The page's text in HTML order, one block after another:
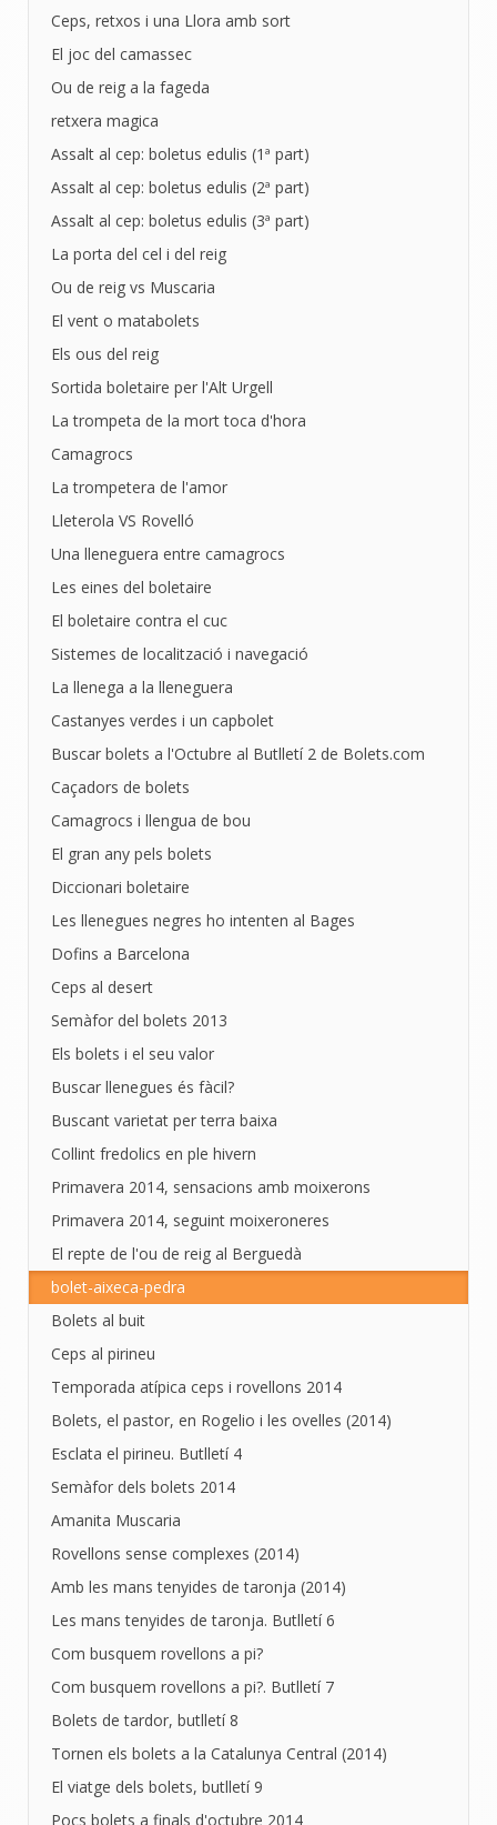
Ceps, retxos i una Llora amb sort
El joc del camassec
Ou de reig a la fageda
retxera magica
Assalt al cep: boletus edulis (1ª part)
Assalt al cep: boletus edulis (2ª part)
Assalt al cep: boletus edulis (3ª part)
La porta del cel i del reig
Ou de reig vs Muscaria
El vent o matabolets
Els ous del reig
Sortida boletaire per l'Alt Urgell
La trompeta de la mort toca d'hora
Camagrocs
La trompetera de l'amor
Lleterola VS Rovelló
Una lleneguera entre camagrocs
Les eines del boletaire
El boletaire contra el cuc
Sistemes de localització i navegació
La llenega a la lleneguera
Castanyes verdes i un capbolet
Buscar bolets a l'Octubre al Butlletí 2 de Bolets.com
Caçadors de bolets
Camagrocs i llengua de bou
El gran any pels bolets
Diccionari boletaire
Les llenegues negres ho intenten al Bages
Dofins a Barcelona
Ceps al desert
Semàfor del bolets 2013
Els bolets i el seu valor
Buscar llenegues és fàcil?
Buscant varietat per terra baixa
Collint fredolics en ple hivern
Primavera 2014, sensacions amb moixerons
Primavera 2014, seguint moixeroneres
El repte de l'ou de reig al Berguedà
bolet-aixeca-pedra
Bolets al buit
Ceps al pirineu
Temporada atípica ceps i rovellons 2014
Bolets, el pastor, en Rogelio i les ovelles (2014)
Esclata el pirineu. Butlletí 4
Semàfor dels bolets 2014
Amanita Muscaria
Rovellons sense complexes (2014)
Amb les mans tenyides de taronja (2014)
Les mans tenyides de taronja. Butlletí 6
Com busquem rovellons a pi?
Com busquem rovellons a pi?. Butlletí 7
Bolets de tardor, butlletí 8
Tornen els bolets a la Catalunya Central (2014)
El viatge dels bolets, butlletí 9
Pocs bolets a finals d'octubre 2014